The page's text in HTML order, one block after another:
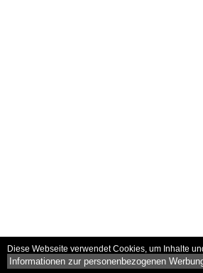
Diese Webseite verwendet Cookies, um Inhalte
Informationen zur personenbezogenen